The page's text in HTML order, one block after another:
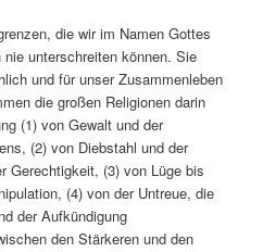
die wir im Namen Gottes
unterschreiten können. Sie
und für unser Zusammenleben
die großen Religionen darin
(1) von Gewalt und der
(2) von Diebstahl und der
Gerechtigkeit, (3) von Lüge bis
(4) von der Untreue, die
der Aufkündigung
den Stärkeren und den